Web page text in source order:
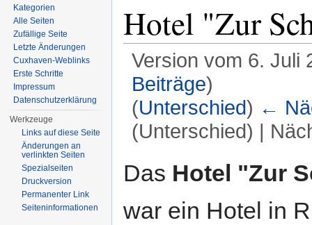
Hotel "Zur
Version vom 6. Juli
Beiträge)
(Unterschied) ←
(Unterschied) |
Das Hotel "Zur
war ein Hotel in
Kategorien
Alle Seiten
Zufällige Seite
Letzte Änderungen
Cuxhaven-Weblinks
Erste Schritte
Impressum
Datenschutzerklärung
Werkzeuge
Links auf diese Seite
Änderungen an
verlinkten Seiten
Spezialseiten
Druckversion
Permanenter Link
Seiten­informationen